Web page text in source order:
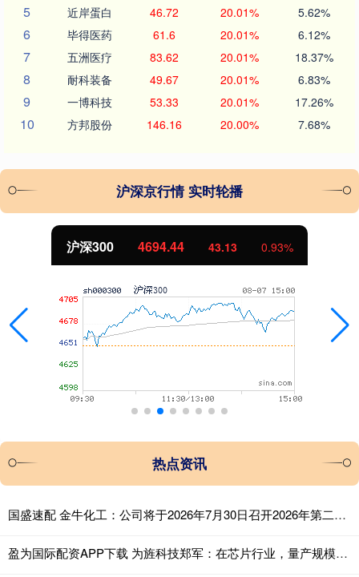
5 近岸蛋白 46.72 20.01% 5.62%
6 毕得医药 61.6 20.01% 6.12%
7 五洲医疗 83.62 20.01% 18.37%
8 耐科装备 49.67 20.01% 6.83%
9 一博科技 53.33 20.01% 17.26%
10 方邦股份 146.16 20.00% 7.68%
沪深京行情 实时轮播
北证50 1134.24 11.37 1.01%
热点资讯
国盛速配 金牛化工：公司将于2026年7月30日召开2026年第二次临时股东会
盈为国际配资APP下载 为旌科技郑军：在芯片行业，量产规模是核心竞争力